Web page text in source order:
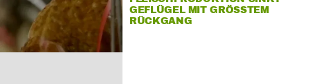
GEFLÜGEL MIT GRÖSSTEM R
ÜCKGANG